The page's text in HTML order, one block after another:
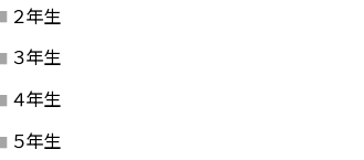
２年生
３年生
４年生
５年生